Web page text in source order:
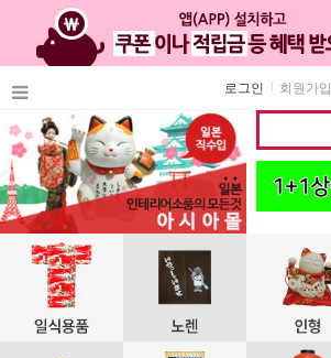
회원가입
로그인